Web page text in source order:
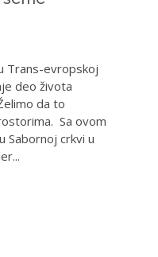
Trans-evropskoj
deo života
da to
Sa ovom
Sabornoj crkvi u